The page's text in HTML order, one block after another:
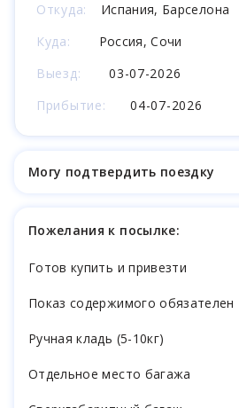
Откуда:
Испания, Барселона
Куда:
Россия, Сочи
Выезд:
03-07-2026
Прибытие:
04-07-2026
Могу подтвердить поездку
Пожелания к посылке:
Готов купить и привезти
Показ содержимого обязателен
Ручная кладь (5-10кг)
Отдельное место багажа